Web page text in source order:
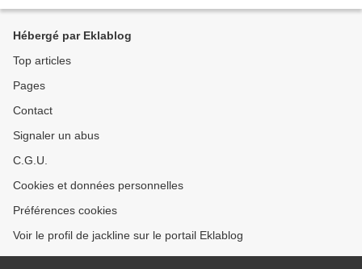
Hébergé par Eklablog
Top articles
Pages
Contact
Signaler un abus
C.G.U.
Cookies et données personnelles
Préférences cookies
Voir le profil de jackline sur le portail Eklablog